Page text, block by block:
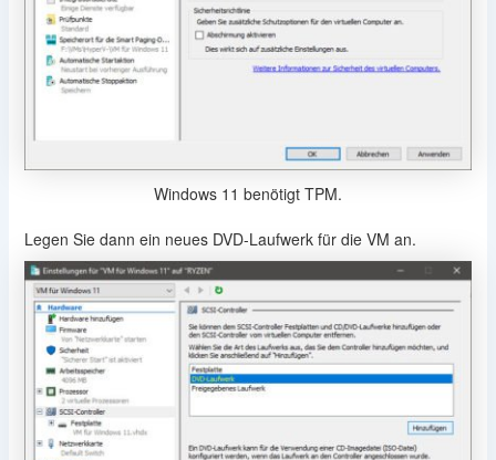
Windows 11 benötigt TPM.
Legen Sie dann ein neues DVD-Laufwerk für die VM an.